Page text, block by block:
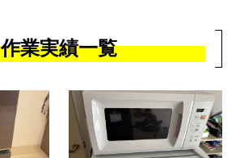
作業実績一覧